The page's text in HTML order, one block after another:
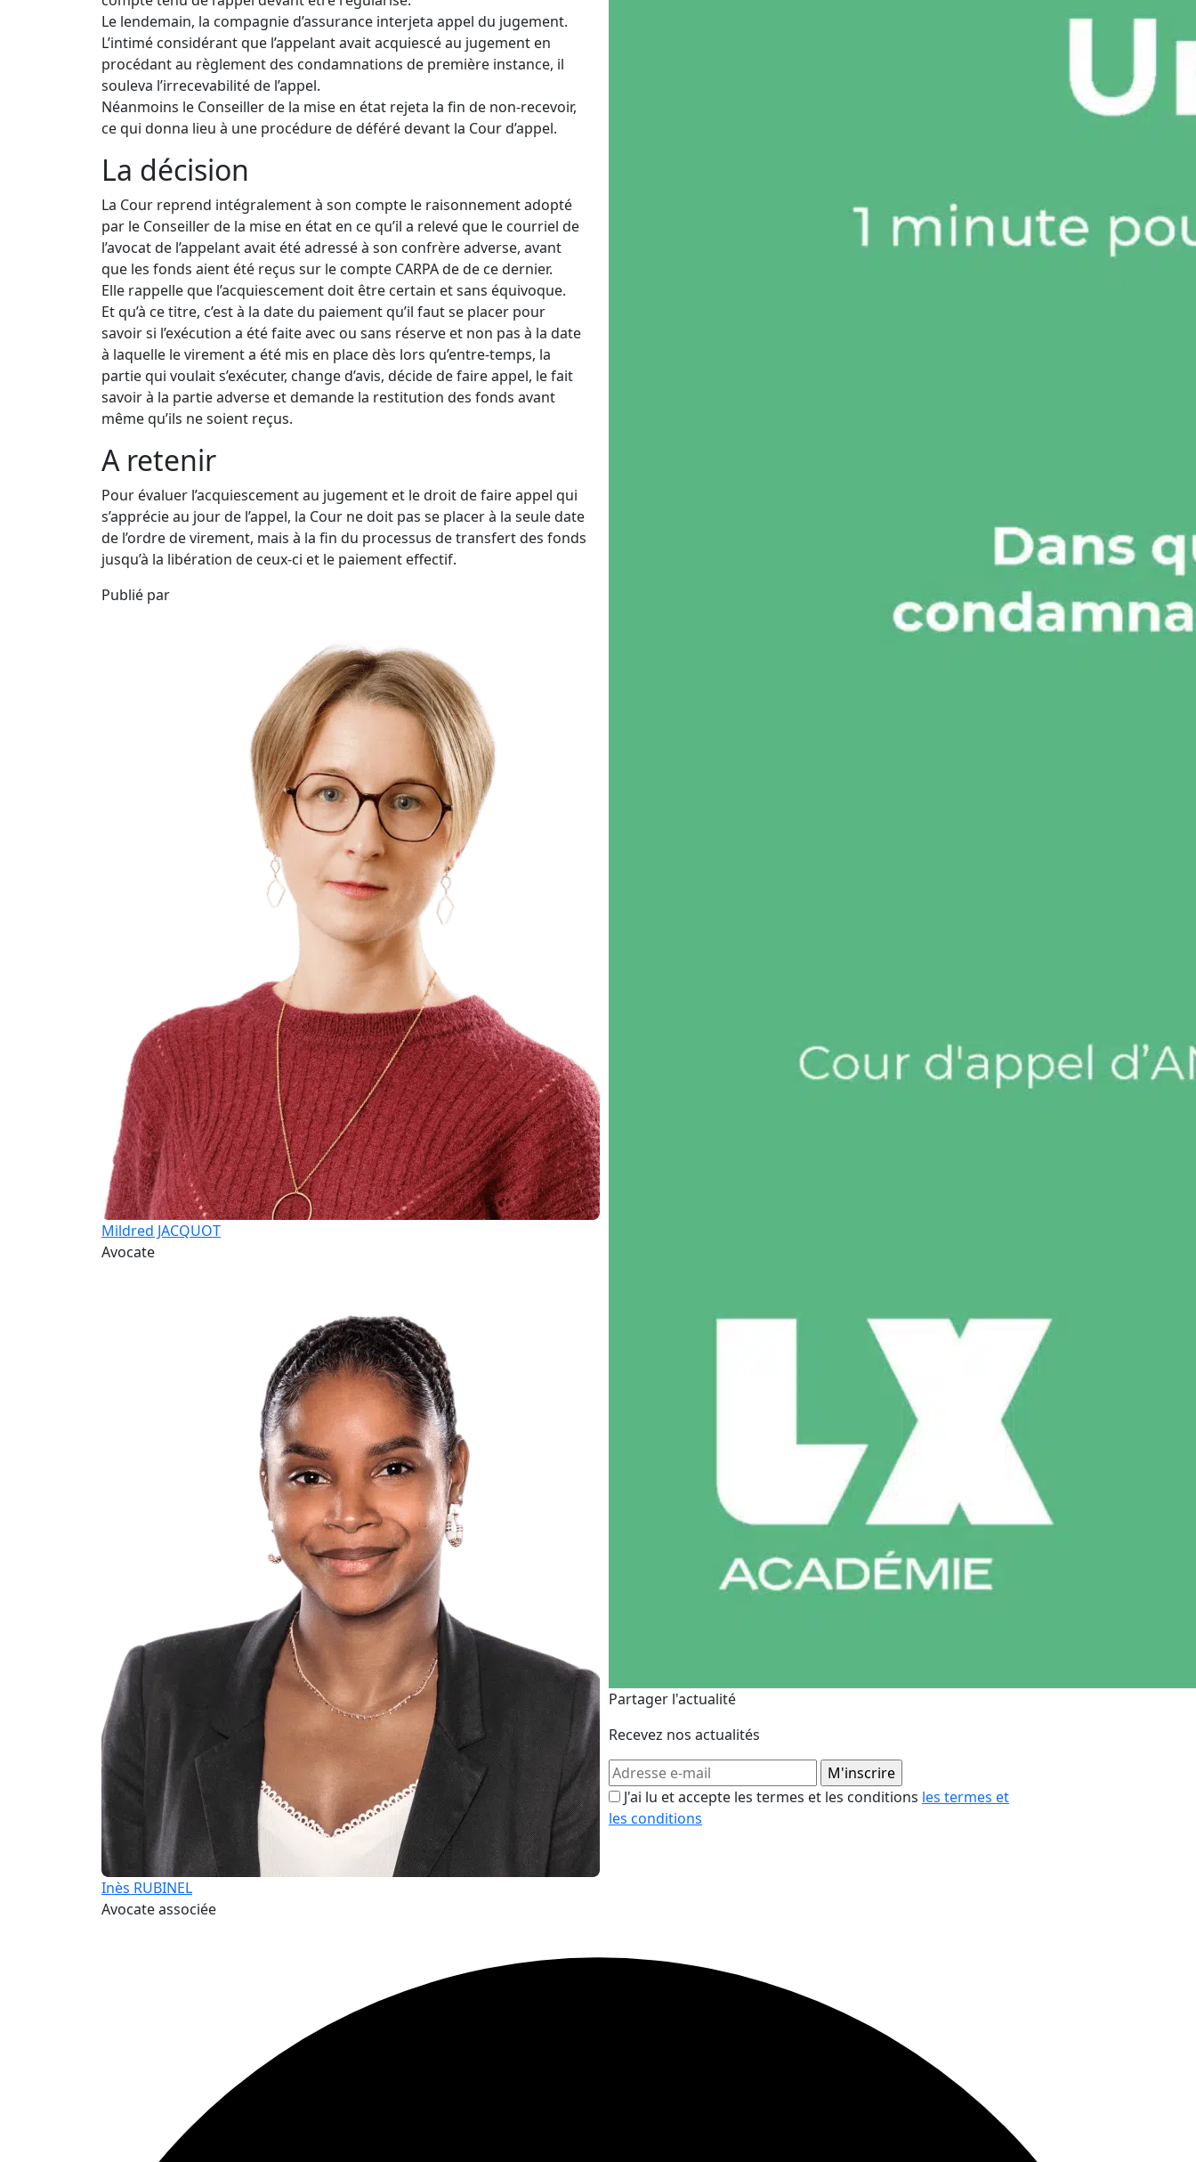
Le lendemain, la compagnie d’assurance interjeta appel du jugement.
L’intimé considérant que l’appelant avait acquiescé au jugement en
procédant au règlement des condamnations de première instance, il
souleva l’irrecevabilité de l’appel.
Néanmoins le Conseiller de la mise en état rejeta la fin de non-recevoir,
ce qui donna lieu à une procédure de déféré devant la Cour d’appel.
La décision
La Cour reprend intégralement à son compte le raisonnement adopté
par le Conseiller de la mise en état en ce qu’il a relevé que le courriel de
l’avocat de l’appelant avait été adressé à son confrère adverse, avant
que les fonds aient été reçus sur le compte CARPA de de ce dernier.
Elle rappelle que l’acquiescement doit être certain et sans équivoque.
Et qu’à ce titre, c’est à la date du paiement qu’il faut se placer pour
savoir si l’exécution a été faite avec ou sans réserve et non pas à la date
à laquelle le virement a été mis en place dès lors qu’entre-temps, la
partie qui voulait s’exécuter, change d’avis, décide de faire appel, le fait
savoir à la partie adverse et demande la restitution des fonds avant
même qu’ils ne soient reçus.
A retenir
Pour évaluer l’acquiescement au jugement et le droit de faire appel qui
s’apprécie au jour de l’appel, la Cour ne doit pas se placer à la seule date
de l’ordre de virement, mais à la fin du processus de transfert des fonds
jusqu’à la libération de ceux-ci et le paiement effectif.
Publié par
Mildred JACQUOT
Avocate
Inès RUBINEL
Avocate associée
Partager l'actualité
Recevez nos actualités
J'ai lu et accepte les termes et les conditions les termes et
les conditions